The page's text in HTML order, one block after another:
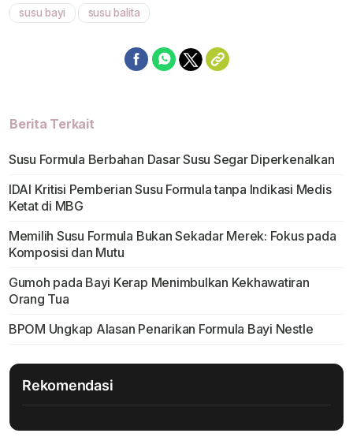
susu bayi susu balita
Berita Terkait
Susu Formula Berbahan Dasar Susu Segar Diperkenalkan
IDAI Kritisi Pemberian Susu Formula tanpa Indikasi Medis
Ketat di MBG
Memilih Susu Formula Bukan Sekadar Merek: Fokus pada
Komposisi dan Mutu
Gumoh pada Bayi Kerap Menimbulkan Kekhawatiran
Orang Tua
BPOM Ungkap Alasan Penarikan Formula Bayi Nestle
Rekomendasi